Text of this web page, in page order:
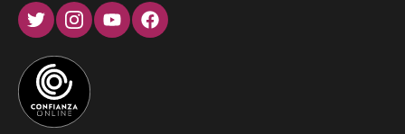
TwitterInstagram
YoutubeFacebook